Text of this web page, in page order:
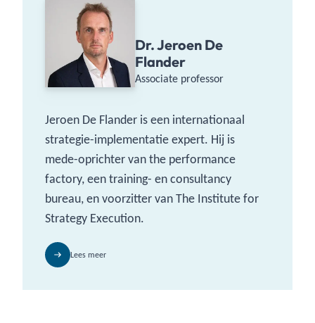
Dr. Jeroen De
Flander
Associate professor
Jeroen De Flander is een internationaal
strategie-implementatie expert. Hij is
mede-oprichter van the performance
factory, een training- en consultancy
bureau, en voorzitter van The Institute for
Strategy Execution.
Lees meer